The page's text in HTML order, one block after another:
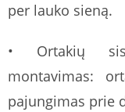
per lauko sieną.
• Ortakių
montavimas:
pajungimas prie